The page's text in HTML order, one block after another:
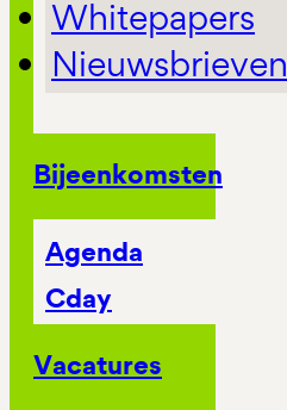
Whitepapers
Nieuwsbrieven
Bijeenkomsten
Agenda
Cday
Vacatures